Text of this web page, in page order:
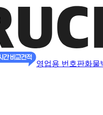
영업용 번호판화물